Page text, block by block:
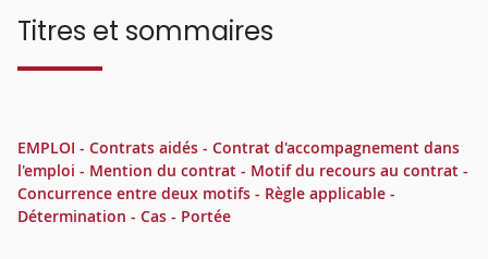
Titres et sommaires
EMPLOI - Contrats aidés - Contrat d'accompagnement dans
l'emploi - Mention du contrat - Motif du recours au contrat -
Concurrence entre deux motifs - Règle applicable -
Détermination - Cas - Portée